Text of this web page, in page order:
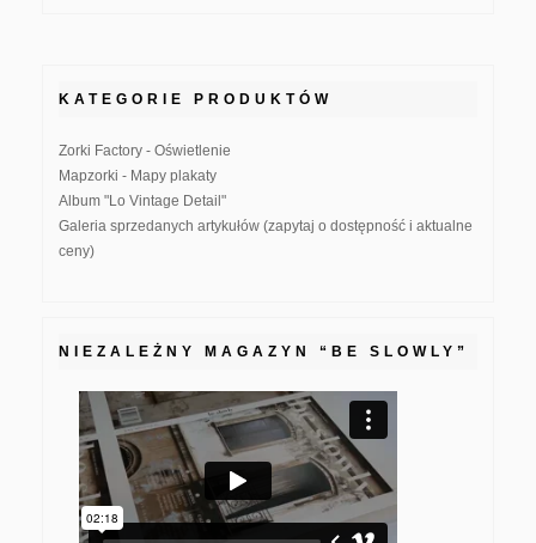
KATEGORIE PRODUKTÓW
Zorki Factory - Oświetlenie
Mapzorki - Mapy plakaty
Album "Lo Vintage Detail"
Galeria sprzedanych artykułów (zapytaj o dostępność i aktualne
ceny)
NIEZALEŻNY MAGAZYN “BE SLOWLY”